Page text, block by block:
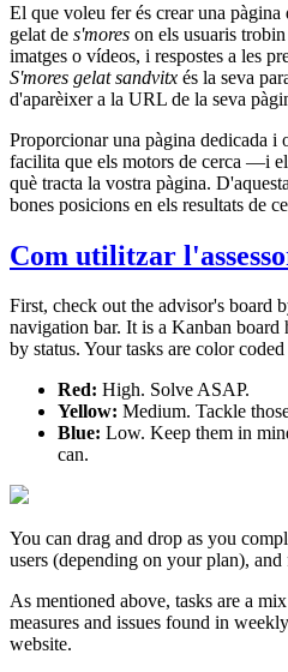
El que voleu fer és crear una pàgina
gelat de s'mores on els usuaris
imatges o vídeos, i respostes a les
S'mores gelat sandvitx és la seva
d'aparèixer a la URL de la seva
Proporcionar una pàgina dedicada i
facilita que els motors de cerca —i
què tracta la vostra pàgina.
bones posicions en els resultats de
Com utilitzar
First, check out the advisor's board
navigation bar. It is a Kanban
by status. Your tasks are color
Red: High. Solve ASAP.
Yellow: Medium. Tackle
Blue: Low. Keep them in
can.
You can drag and drop as you
users (depending on your plan), and
As mentioned above, tasks are a
measures and issues found in
website.